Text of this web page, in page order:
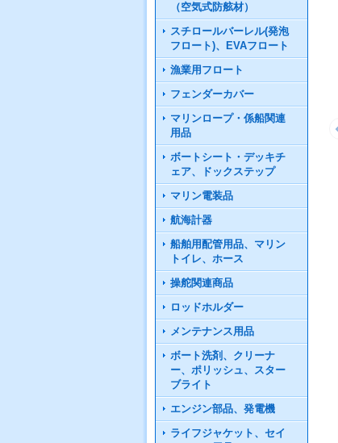
（空気式防舷材）
スチロールバーレル(発泡
フロート)、EVAフロート
漁業用フロート
フェンダーカバー
マリンロープ・係船関連
用品
ボートシート・デッキチ
ェア、ドックステップ
マリン電装品
航海計器
船舶用配管用品、マリン
トイレ、ホース
操舵関連商品
ロッドホルダー
メンテナンス用品
ボート洗剤、クリーナ
ー、ポリッシュ、スター
ブライト
エンジン部品、発電機
ライフジャケット、セイ